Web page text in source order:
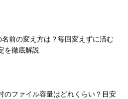
前の変え方は？毎回変えずに済む
を徹底解説
のファイル容量はどれくらい？目安